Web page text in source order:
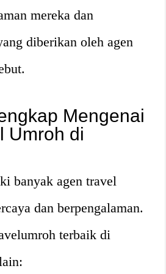
mereka dan
diberikan oleh agen
Mengenai
Umroh di
banyak agen travel
dan berpengalaman.
terbaik di